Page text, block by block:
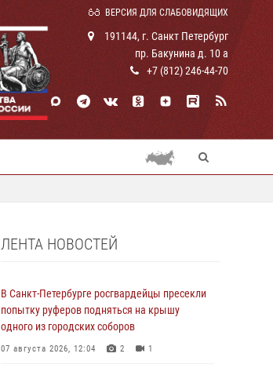
ВЕРСИЯ ДЛЯ СЛАБОВИДЯЩИХ
191144, г. Санкт Петербург
пр. Бакунина д. 10 а
+7 (812) 246-44-70
ЛЕНТА НОВОСТЕЙ
В Санкт-Петербурге росгвардейцы пресекли
попытку руферов подняться на крышу
одного из городских соборов
07 августа 2026, 12:04 2 1